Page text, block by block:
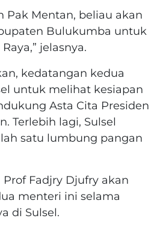
Pak Mentan, beliau akan
Bulukumba untuk
jelasnya.
kedatangan kedua
untuk melihat kesiapan
Asta Cita Presiden
Terlebih lagi, Sulsel
satu lumbung pangan
Prof Fadjry Djufry akan
menteri ini selama
di Sulsel.